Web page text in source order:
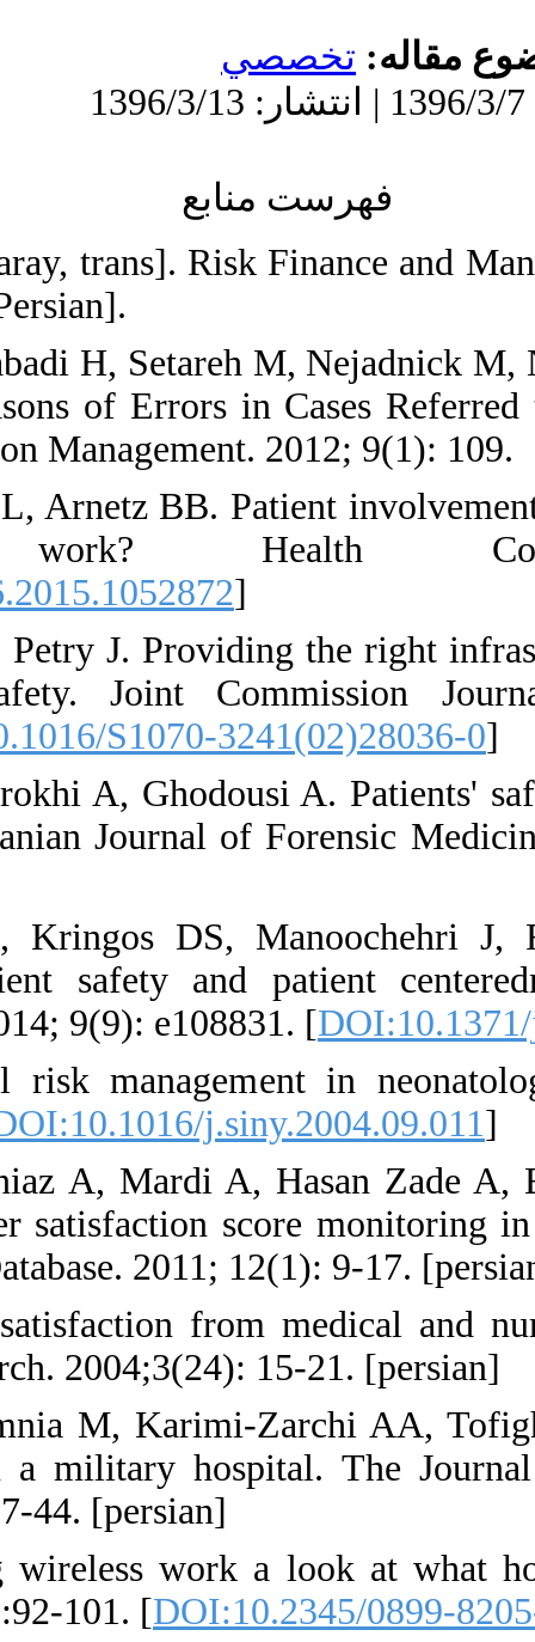
1. Punter Alan. [H
2. Bagherian
The Frequency
Center. Health
3. Arnetz JE,
health
[DOI:10.1080/
4. Wong P,
change for
2002;28:363-72 [
5. Ebrahimpour F,
administration
6. 3.Aghaei
Implementation
hospitals. PLoS
7. Baumer JH.
Med2005;10:197-
8. Farahbakhsh
control chart in
Scientific
9. Madani Gh.
nursing midwifery
10. Amerion A,
Inpatient
Database. 2009;
11. Vockley M.
Instrum